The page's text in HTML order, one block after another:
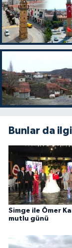
Bunlar da
Simge ile Ömer
mutlu günü